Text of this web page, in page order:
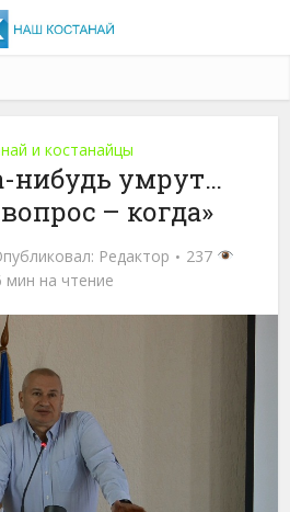
и костанайцы
нибудь умрут…
– когда»
Редактор
237
мин на чтение